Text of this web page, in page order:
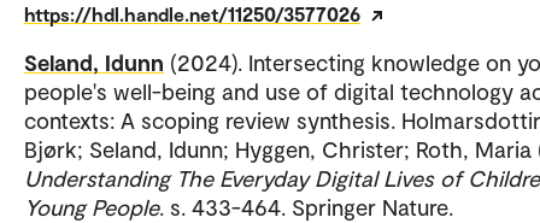
https://hdl.handle.net/11250/3577026
Seland, Idunn (2024). Intersecting knowledge on
people's well-being and use of digital technology
contexts: A scoping review synthesis.
Bjørk; Seland, Idunn; Hyggen, Christer; Roth, Maria
Understanding The Everyday Digital Lives of
Young People. s. 433-464. Springer Nature.